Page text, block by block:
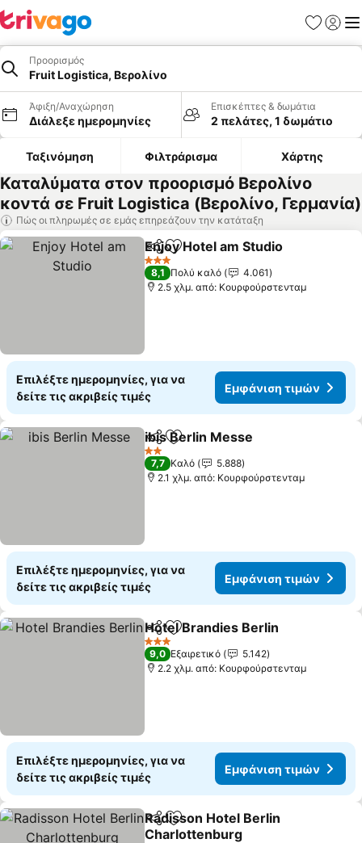
Προορισμός
Fruit Logistica, Βερολίνο
Άφιξη/Αναχώρηση
Διάλεξε ημερομηνίες
Επισκέπτες & δωμάτια
2 πελάτες, 1 δωμάτιο
Ταξινόμηση Φιλτράρισμα Χάρτης
Καταλύματα στον προορισμό Βερολίνο
κοντά σε Fruit Logistica (Βερολίνο, Γερμανία)
Πώς οι πληρωμές σε εμάς επηρεάζουν την κατάταξη
Κοινοποίηση
Προσθήκη στα αγαπημένα
Enjoy Hotel am Studio
3 Αστέρια
8,1 Πολύ καλό
4.061
2.5 χλμ. από: Κουρφούρστενταμ
Επιλέξτε ημερομηνίες, για να
δείτε τις ακριβείς τιμές
Εμφάνιση τιμών
Κοινοποίηση
Προσθήκη στα αγαπημένα
ibis Berlin Messe
2 Αστέρια
7,7 Καλό
5.888
2.1 χλμ. από: Κουρφούρστενταμ
Επιλέξτε ημερομηνίες, για να
δείτε τις ακριβείς τιμές
Εμφάνιση τιμών
Κοινοποίηση
Προσθήκη στα αγαπημένα
Hotel Brandies Berlin
3 Αστέρια
9,0 Εξαιρετικό
5.142
2.2 χλμ. από: Κουρφούρστενταμ
Επιλέξτε ημερομηνίες, για να
δείτε τις ακριβείς τιμές
Εμφάνιση τιμών
Κοινοποίηση
Προσθήκη στα αγαπημένα
Radisson Hotel Berlin
Charlottenburg